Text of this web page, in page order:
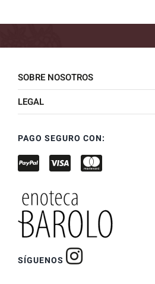
SOBRE NOSOTROS
LEGAL
PAGO SEGURO CON:
SÍGUENOS